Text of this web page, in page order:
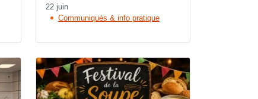
22 juin
Communiqués & info pratique